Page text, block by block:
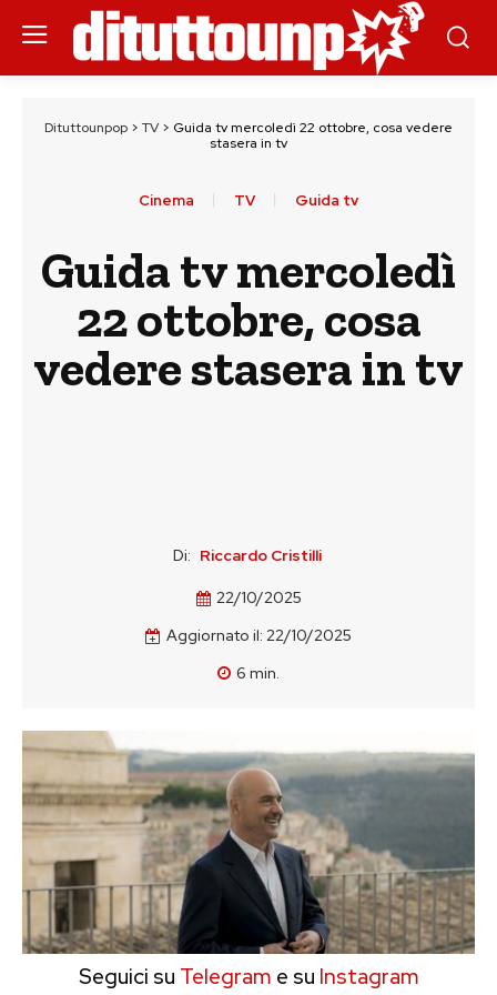
Dituttounpop > TV > Guida tv mercoledì 22 ottobre, cosa vedere
stasera in tv
Cinema TV Guida tv
Guida tv mercoledì
22 ottobre, cosa
vedere stasera in tv
Di: Riccardo Cristilli
22/10/2025
Aggiornato il: 22/10/2025
6 min.
Seguici su Telegram e su Instagram